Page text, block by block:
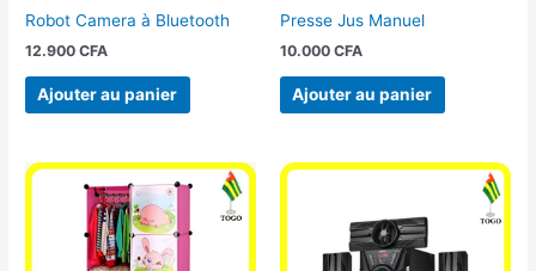
Robot Camera à Bluetooth
12.900CFA
Ajouter au panier
Presse Jus Manuel
10.000 CFA
Ajouter au panier